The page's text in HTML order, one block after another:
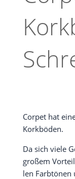
Cor­pet hat
Korkböden.
Da sich vie­le
gro­ßem
len Farb­tö­nen